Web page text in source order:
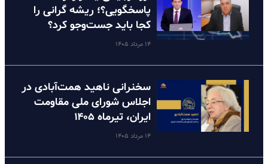
پاسخگویی؟؛ ریشه گرانی را
کجا باید جست‌وجو کرد؟
۱۴ مرداد ۱۴۰۵
سخنرانی ناهید همت‌آبادی در
اجلاس شورای ملی مقاومت
ایران، تیرماه ۱۴۰۵
۱۴ مرداد ۱۴۰۵